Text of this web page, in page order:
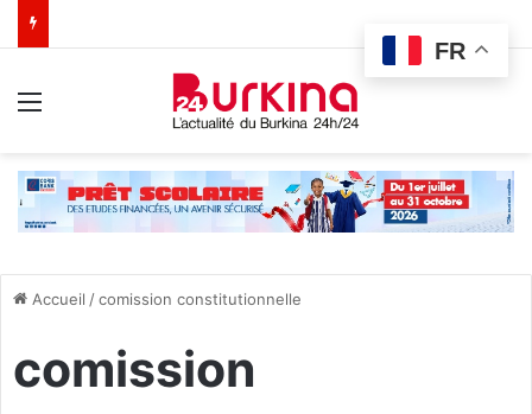
Accueil /comission constitutionnelle
comission
FR